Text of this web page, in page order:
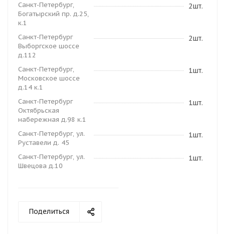
Санкт-Петербург,
Богатырский пр. д.25,
к.1
2шт.
Санкт-Петербург
Выборгское шоссе
д.112
2шт.
Санкт-Петербург,
Московское шоссе
д.14 к.1
1шт.
Санкт-Петербург
Октябрьская
набережная д.98 к.1
1шт.
Санкт-Петербург, ул.
Руставели д. 45
1шт.
Санкт-Петербург, ул.
Швецова д.10
1шт.
Поделиться